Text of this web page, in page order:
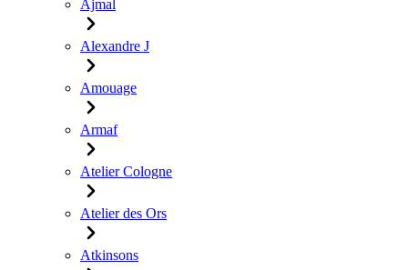
Ajmal
Alexandre J
Amouage
Armaf
Atelier Cologne
Atelier des Ors
Atkinsons